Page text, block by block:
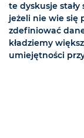
te dyskusje
jeżeli nie wie się
zdefiniować
kładziemy
umiejętności